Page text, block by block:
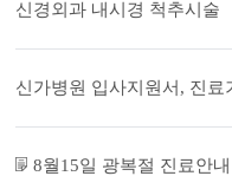
신경외과 내시경 척추시술
신가병원 입사지원서, 진료
8월15일 광복절 진료안내